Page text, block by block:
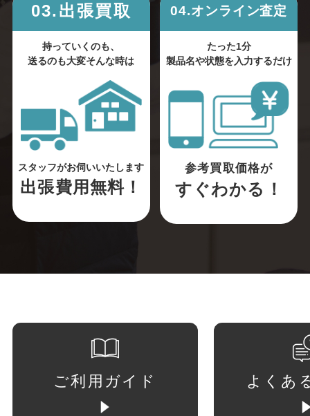
03.出張買取
持っていくのも、
送るのも大変そんな時は
スタッフがお伺いいたします
出張費用無料！
04.オンライン査定
たった1分
製品名や状態を入力するだけ
参考買取価格が
すぐわかる！
ご利用ガイド よくあ